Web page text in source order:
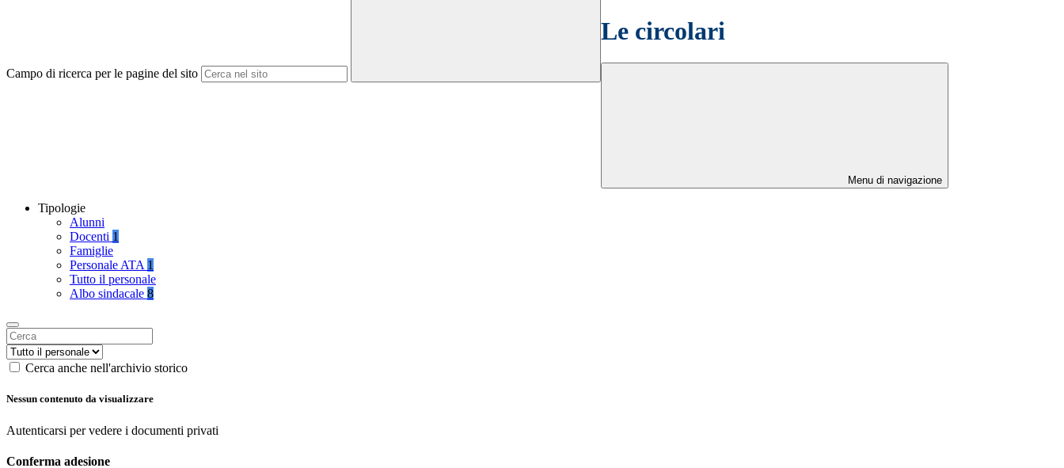
Campo di ricerca per le pagine del sito
Le circolari
Menu di navigazione
Tipologie
Alunni
Docenti 1
Famiglie
Personale ATA 1
Tutto il personale
Albo sindacale 8
Cerca anche nell'archivio storico
Nessun contenuto da visualizzare
Autenticarsi per vedere i documenti privati
Conferma adesione